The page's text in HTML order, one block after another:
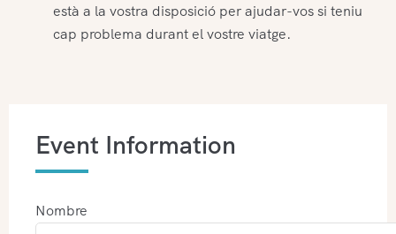
està a la vostra disposició per ajudar-vos si teniu
cap problema durant el vostre viatge.
Event Information
Nombre